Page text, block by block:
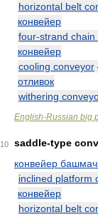
horizontal belt
конвейер
four-strand chain
конвейер
cooling conveyor
отливок
withering
English-Russian big
10
saddle-type
конвейер
inclined platform
конвейер
horizontal belt